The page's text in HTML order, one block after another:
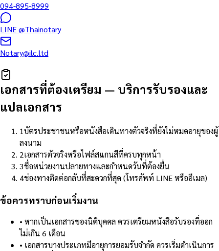
094-895-8999
LINE@Thainotary
Notary@ilc.ltd
เอกสารที่ต้องเตรียม — บริการรับรองและ
แปลเอกสาร
1บัตรประชาชนหรือหนังสือเดินทางตัวจริงที่ยังไม่หมดอายุของผู้
ลงนาม
2เอกสารตัวจริงหรือไฟล์สแกนสีที่ครบทุกหน้า
3ชื่อหน่วยงานปลายทางและกำหนดวันที่ต้องยื่น
4ช่องทางติดต่อกลับที่สะดวกที่สุด (โทรศัพท์ LINE หรืออีเมล)
ข้อควรทราบก่อนเริ่มงาน
• หากเป็นเอกสารของนิติบุคคล ควรเตรียมหนังสือรับรองที่ออก
ไม่เกิน 6 เดือน
• เอกสารบางประเภทมีอายุการยอมรับจำกัด ควรเริ่มดำเนินการ